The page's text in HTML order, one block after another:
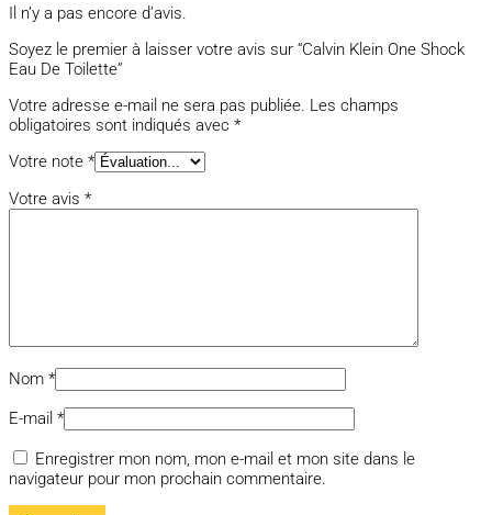
Il n’y a pas encore d’avis.
Soyez le premier à laisser votre avis sur “Calvin Klein One Shock
Eau De Toilette”
Votre adresse e-mail ne sera pas publiée. Les champs
obligatoires sont indiqués avec *
Votre note *
Votre avis *
Nom *
E-mail *
Enregistrer mon nom, mon e-mail et mon site dans le
navigateur pour mon prochain commentaire.